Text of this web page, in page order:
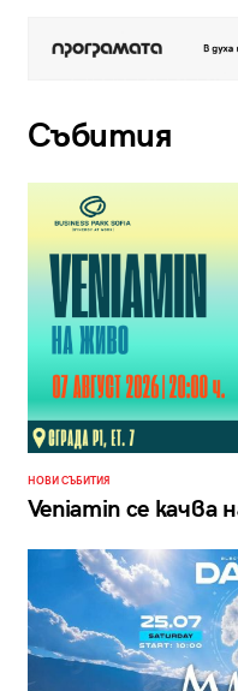
Събития
НОВИ СЪБИТИЯ
Veniamin се качва